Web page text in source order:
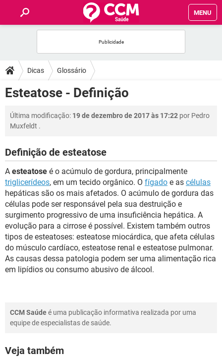
MENU
FÓRUM
SAÚDE
FAMÍLIA
SEXUALIDADE
GLOSSÁRIO
Dicas Glossário
Esteatose - Definição
Última modificação: 19 de dezembro de 2017 às 17:22 por Pedro
Muxfeldt .
Definição de esteatose
A esteatose é o acúmulo de gordura, principalmente
triglicerídeos, em um tecido orgânico. O fígado e as células
hepáticas são os mais afetados. O acúmulo de gordura das
células pode ser responsável pela sua destruição e
surgimento progressivo de uma insuficiência hepática. A
evolução para a cirrose é possível. Existem também outros
tipos de esteatoses: esteatose miocárdica, que afeta células
do músculo cardíaco, esteatose renal e esteatose pulmonar.
As causas dessa patologia podem ser uma alimentação rica
em lipídios ou consumo abusivo de álcool.
CCM Saúdeé uma publicação informativa realizada por uma
equipe de especialistas de saúde.
Veja também